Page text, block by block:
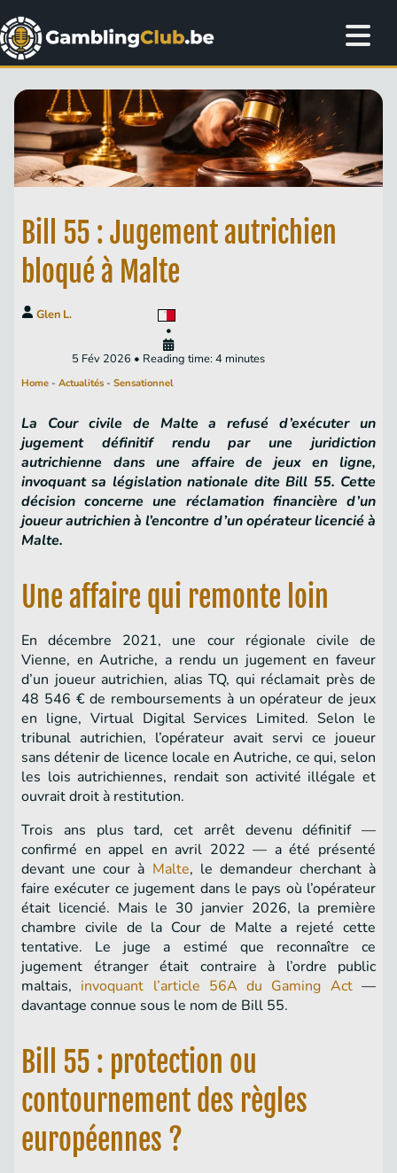
Bill 55 : Jugement autrichien
bloqué à Malte
Glen L.
•
5 Fév 2026 • Reading time: 4 minutes
Home - Actualités - Sensationnel
La Cour civile de Malte a refusé d’exécuter un
jugement définitif rendu par une juridiction
autrichienne dans une affaire de jeux en ligne,
invoquant sa législation nationale dite Bill 55. Cette
décision concerne une réclamation financière d’un
joueur autrichien à l’encontre d’un opérateur licencié à
Malte.
Une affaire qui remonte loin
En décembre 2021, une cour régionale civile de
Vienne, en Autriche, a rendu un jugement en faveur
d’un joueur autrichien, alias TQ, qui réclamait près de
48 546 € de remboursements à un opérateur de jeux
en ligne, Virtual Digital Services Limited. Selon le
tribunal autrichien, l’opérateur avait servi ce joueur
sans détenir de licence locale en Autriche, ce qui, selon
les lois autrichiennes, rendait son activité illégale et
ouvrait droit à restitution.
Trois ans plus tard, cet arrêt devenu définitif —
confirmé en appel en avril 2022 — a été présenté
devant une cour à Malte, le demandeur cherchant à
faire exécuter ce jugement dans le pays où l’opérateur
était licencié. Mais le 30 janvier 2026, la première
chambre civile de la Cour de Malte a rejeté cette
tentative. Le juge a estimé que reconnaître ce
jugement étranger était contraire à l’ordre public
maltais, invoquant l’article 56A du Gaming Act—
davantage connue sous le nom de Bill 55.
Bill 55 : protection ou
contournement des règles
européennes ?